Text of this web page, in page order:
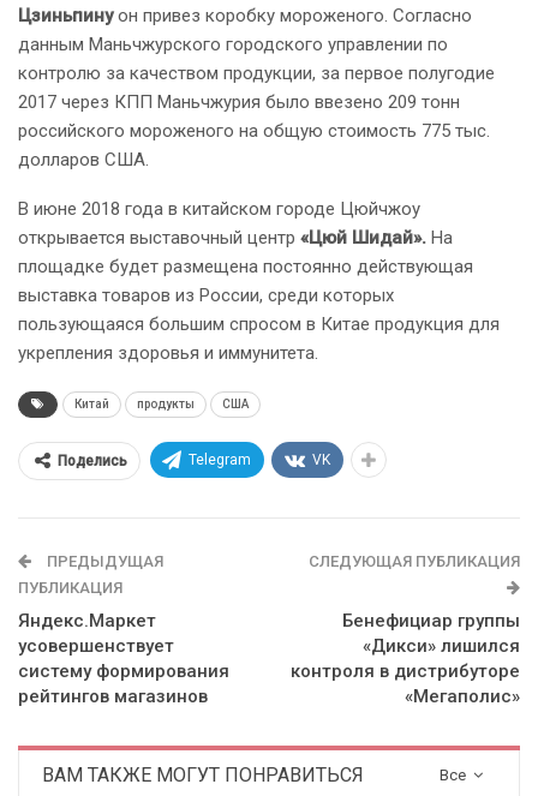
Цзиньпинуон привез коробку мороженого. Согласно
данным Маньчжурского городского управлении по
контролю за качеством продукции, за первое полугодие
2017 через КПП Маньчжурия было ввезено 209 тонн
российского мороженого на общую стоимость 775 тыс.
долларов США.
В июне 2018 года в китайском городе Цюйчжоу
открывается выставочный центр «Цюй Шидай». На
площадке будет размещена постоянно действующая
выставка товаров из России, среди которых
пользующаяся большим спросом в Китае продукция для
укрепления здоровья и иммунитета.
Китай продукты США
Поделись Telegram VK
ПРЕДЫДУЩАЯ
ПУБЛИКАЦИЯ
Яндекс.Маркет
усовершенствует
систему формирования
рейтингов магазинов
СЛЕДУЮЩАЯ ПУБЛИКАЦИЯ
Бенефициар группы
«Дикси» лишился
контроля в дистрибуторе
«Мегаполис»
Все
ВАМ ТАКЖЕ МОГУТ ПОНРАВИТЬСЯ